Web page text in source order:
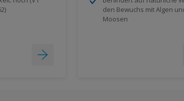
den Bewuchs mit Algen
Moosen